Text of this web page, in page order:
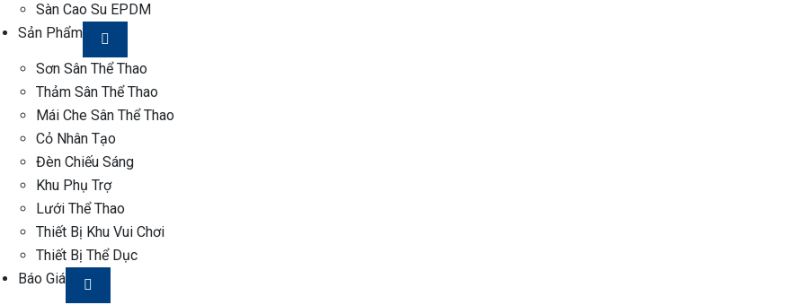
Sàn Cao Su EPDM
Sản Phẩm
Sơn Sân Thể Thao
Thảm Sân Thể Thao
Mái Che Sân Thể Thao
Cỏ Nhân Tạo
Đèn Chiếu Sáng
Khu Phụ Trợ
Lưới Thể Thao
Thiết Bị Khu Vui Chơi
Thiết Bị Thể Dục
Báo Giá